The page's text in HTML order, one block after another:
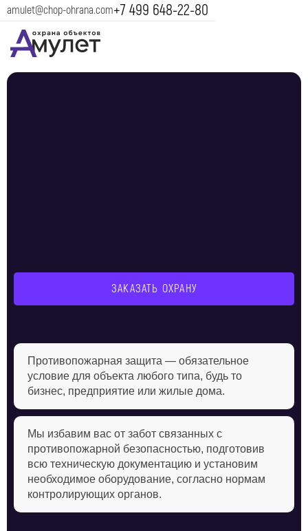
amulet@chop-ohrana.com+7 499 648-22-80
ЗАКАЗАТЬ ОХРАНУ
Противопожарная защита — обязательное
условие для объекта любого типа, будь то
бизнес, предприятие или жилые дома.
Мы избавим вас от забот связанных с
противопожарной безопасностью, подготовив
всю техническую документацию и установим
необходимое оборудование, согласно нормам
контролирующих органов.